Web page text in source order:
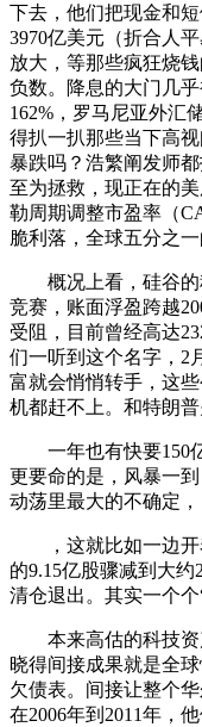
下去，他们把现金和
3970亿美元（折合人
放大，等那些疯狂烧
负数。降息的大门几
162%，罗马尼亚外汇
得扒一扒那些当下高
暴跌吗？浩繁阐发师
至为拯救，现正在的
勒周期调整市盈率（
脆利落，全球五分之
概况上看，硅谷的
竞赛，账面浮盈跨越
受阻，目前曾经高达
们一听到这个名字，2
富就会悄悄转手，这
机都赶不上。和特朗普
一年也有快要150亿
更要命的是，风暴一
动荡里最大的不确定，
，这就比如一边开
的9.15亿股骤减到大
清仓退出。其实一个
本来高估的科技资
晓得间接成果就是全
欠债表。间接让整个
在2006年到2011年，